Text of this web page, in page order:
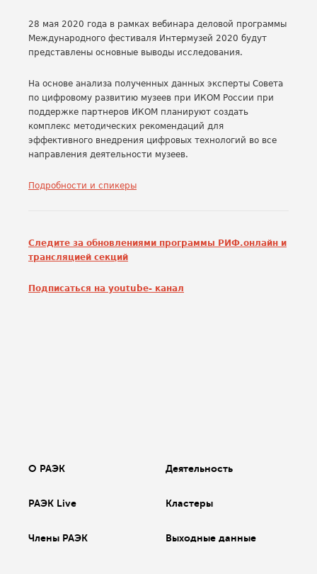
28 мая 2020 года в рамках вебинара деловой программы
Международного фестиваля Интермузей 2020 будут
представлены основные выводы исследования.
На основе анализа полученных данных эксперты Совета
по цифровому развитию музеев при ИКОМ России при
поддержке партнеров ИКОМ планируют создать
комплекс методических рекомендаций для
эффективного внедрения цифровых технологий во все
направления деятельности музеев.
Подробности и спикеры
Следите за обновлениями программы РИФ.онлайн и
трансляцией секций
Подписаться на youtube- канал
О РАЭК Деятельность
РАЭК Live Кластеры
Члены РАЭК Выходные данные